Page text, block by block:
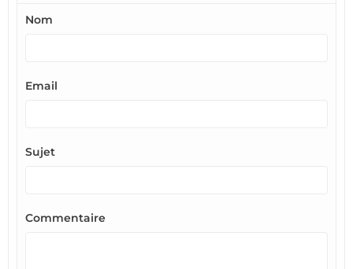
Nom
Email
Sujet
Commentaire